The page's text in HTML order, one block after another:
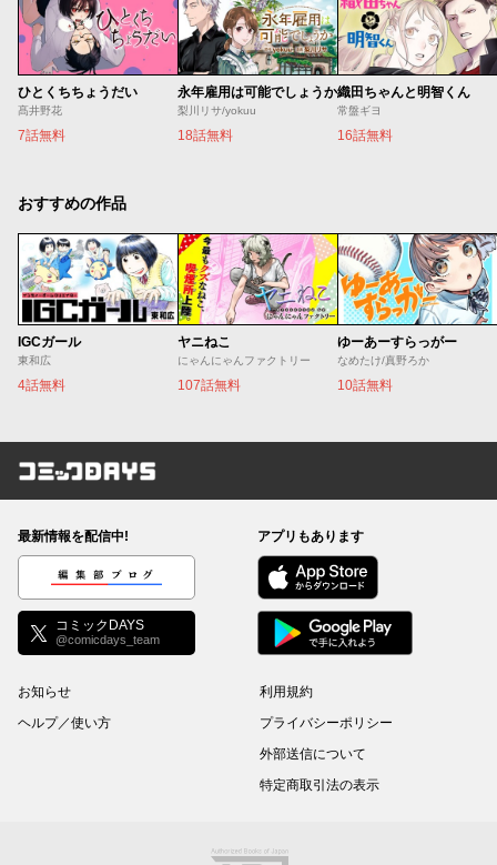
ひとくちちょうだい
髙井野花
7話無料
永年雇用は可能でしょうか
梨川リサ/yokuu
18話無料
織田ちゃんと明智くん
常盤ギヨ
16話無料
おすすめの作品
IGCガール
東和広
4話無料
ヤニねこ
にゃんにゃんファクトリー
107話無料
ゆーあーすらっがー
なめたけ/真野ろか
10話無料
コミックDAYS
最新情報を配信中!
編集部ブログ
コミックDAYS
@comicdays_team
アプリもあります
お知らせ
ヘルプ／使い方
利用規約
プライバシーポリシー
外部送信について
特定商取引法の表示